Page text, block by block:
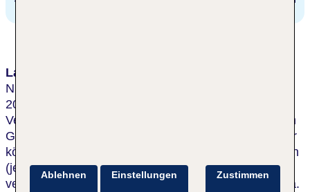
Lage & Umgebung
Nur ca. 300 m vom See entfernt, inmitten einer
20.000 m² großen Parkanlage mit subtropischer
Vegetation und Spazierwegen. Das Hotel ist mit dem
Grand Hotel Dino durch eine Galerie verbunden; hier
können Wellness Center und Garage genutzt werden
(jeweils gegen Gebühr). Die Straße nach Stresa
verläuft hinter dem Haus. Ins Ortszentrum sind es ca.
Zustimmen
Ablehnen Einstellungen